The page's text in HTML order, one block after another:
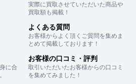
実際に買取させていただいた商品や
買取額も掲載！
よくある質問
お客様からよく頂くご質問を集めま
とめて掲載しております！
に合
お客様の口コミ・評判
取引いただいたお客様からの口コミ
を集めてみました！